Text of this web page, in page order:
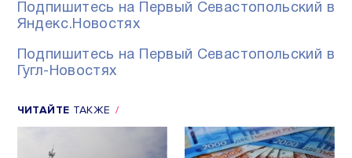
Подпишитесь на Первый Севастопольский в
Яндекс.Новостях
Подпишитесь на Первый Севастопольский в
Гугл-Новостях
ЧИТАЙТЕ ТАКЖЕ